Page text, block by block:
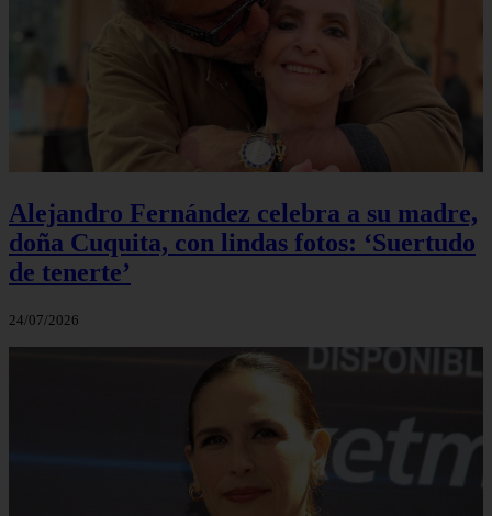
Alejandro Fernández celebra a su madre,
doña Cuquita, con lindas fotos: ‘Suertudo
de tenerte’
24/07/2026